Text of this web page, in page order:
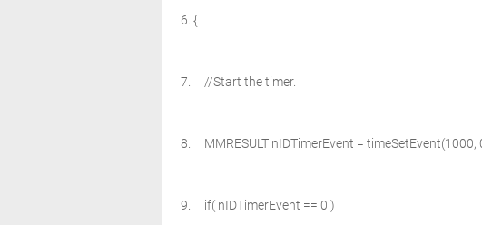
{
//Start the timer.
MMRESULT nIDTimerEvent = timeSetEvent(1000,
if( nIDTimerEvent == 0 )